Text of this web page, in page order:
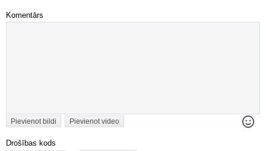
Komentārs
Pievienot bildi Pievienot video
Drošības kods